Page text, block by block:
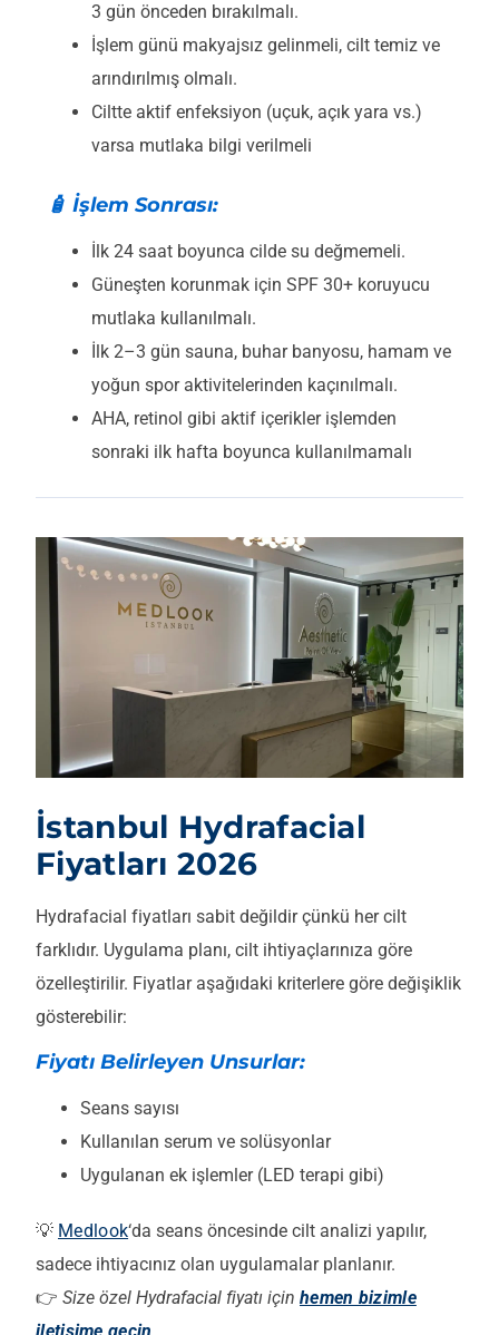
3 gün önceden bırakılmalı.
İşlem günü makyajsız gelinmeli, cilt temiz ve
arındırılmış olmalı.
Ciltte aktif enfeksiyon (uçuk, açık yara vs.)
varsa mutlaka bilgi verilmeli
🧴 İşlem Sonrası:
İlk 24 saat boyunca cilde su değmemeli.
Güneşten korunmak için SPF 30+ koruyucu
mutlaka kullanılmalı.
İlk 2–3 gün sauna, buhar banyosu, hamam ve
yoğun spor aktivitelerinden kaçınılmalı.
AHA, retinol gibi aktif içerikler işlemden
sonraki ilk hafta boyunca kullanılmamalı
İstanbul Hydrafacial
Fiyatları 2026
Hydrafacial fiyatları sabit değildir çünkü her cilt
farklıdır. Uygulama planı, cilt ihtiyaçlarınıza göre
özelleştirilir. Fiyatlar aşağıdaki kriterlere göre değişiklik
gösterebilir:
Fiyatı Belirleyen Unsurlar:
Seans sayısı
Kullanılan serum ve solüsyonlar
Uygulanan ek işlemler (LED terapi gibi)
💡 Medlook‘da seans öncesinde cilt analizi yapılır,
sadece ihtiyacınız olan uygulamalar planlanır.
👉 Size özel Hydrafacial fiyatı için hemen bizimle
iletişime geçin